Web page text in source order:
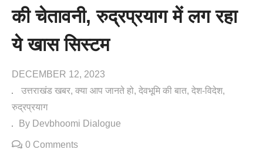
की चेतावनी, रुद्रप्रयाग में लग रहा
ये खास सिस्टम
DECEMBER 12, 2023
उत्तराखंड खबर क्या आप जानते हो देवभूमि की बात देश-विदेश
रुद्रप्रयाग
By Devbhoomi Dialogue
0 Comments